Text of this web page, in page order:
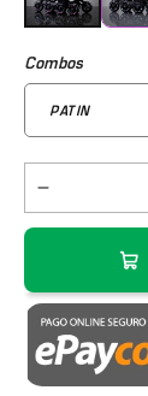
Combos